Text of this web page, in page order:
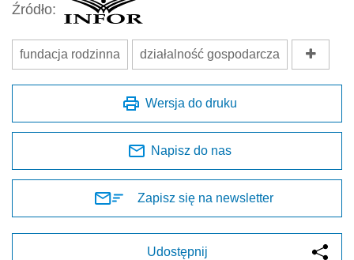
Źródło:
fundacja rodzinna działalność gospodarcza
Wersja do druku
Napisz do nas
Zapisz się na newsletter
Udostępnij